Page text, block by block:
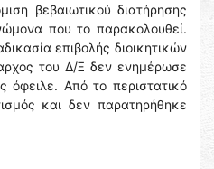
βεβαιωτικού διατήρησης
που το παρακολουθεί.
επιβολής διοικητικών
του Δ/Ξ δεν ενημέρωσε
όφειλε. Από το περιστατικό
και δεν παρατηρήθηκε